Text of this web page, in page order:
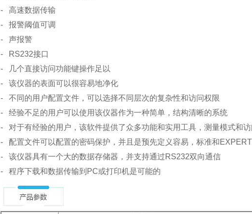
- 高速数据传输
- 报警阈值可调
- 声报警
- RS232接口
- 几个直接访问功能键操作足以
- 该仪器的表面可以很容易地净化
- 不同的用户配置文件，可以选择不同层次的复杂性和访问权限
- 经验不足的用户可以使用该仪器作为一种简单，结构清晰的系统
- 对于有经验的用户，该软件提供了众多功能和实用工具，测量模式和
- 配置文件可以配置的密码保护，并且是预先定义容易，标准和EXPERT
- 该仪器具有一个大的数据存储器，并支持通过RS232双向通信
- 程序下载和数据传输到PC或打印机是可能的